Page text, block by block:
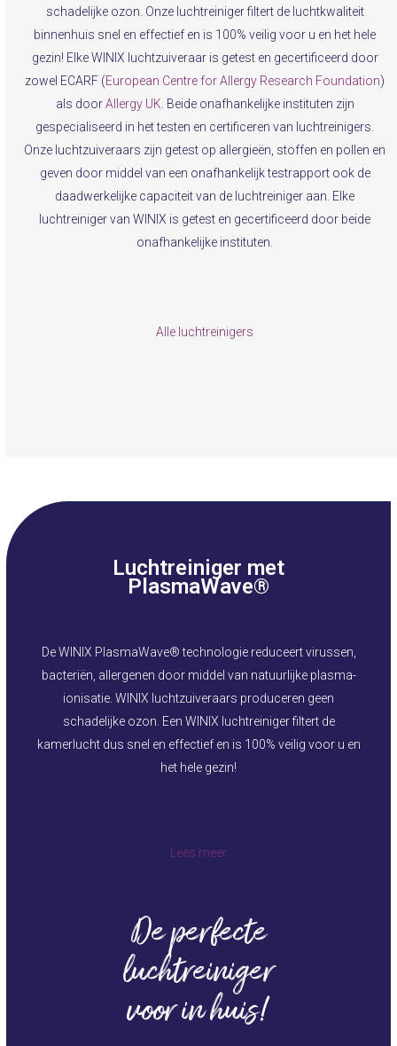
schadelijke ozon. Onze luchtreiniger filtert de luchtkwaliteit
binnenhuis snel en effectief en is 100% veilig voor u en het hele
gezin! Elke WINIX luchtzuiveraar is getest en gecertificeerd door
zowel ECARF (European Centre for Allergy Research Foundation)
als doorAllergy UK . Beide onafhankelijke instituten zijn
gespecialiseerd in het testen en certificeren van luchtreinigers.
Onze luchtzuiveraars zijn getest op allergieën, stoffen en pollen en
geven door middel van een onafhankelijk testrapport ook de
daadwerkelijke capaciteit van de luchtreiniger aan. Elke
luchtreiniger van WINIX is getest en gecertificeerd door beide
onafhankelijke instituten.
Alle luchtreinigers
Luchtreiniger met
PlasmaWave®
DeWINIX PlasmaWave®technologie reduceert virussen,
bacteriën, allergenen door middel van natuurlijke plasma-
ionisatie. WINIX luchtzuiveraars produceren geen
schadelijke ozon. Een WINIX luchtreiniger filtert de
kamerlucht dus snel en effectief en is 100% veilig voor u en
het hele gezin!
Lees meer
De perfecte
luchtreiniger
voor in huis!